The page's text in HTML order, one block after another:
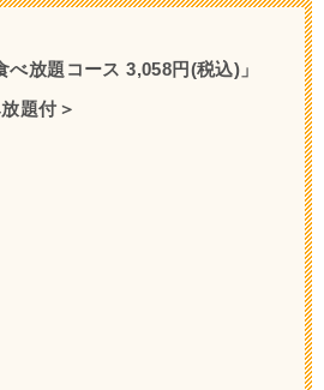
べ放題コース 3,058円(税込)」
題付＞